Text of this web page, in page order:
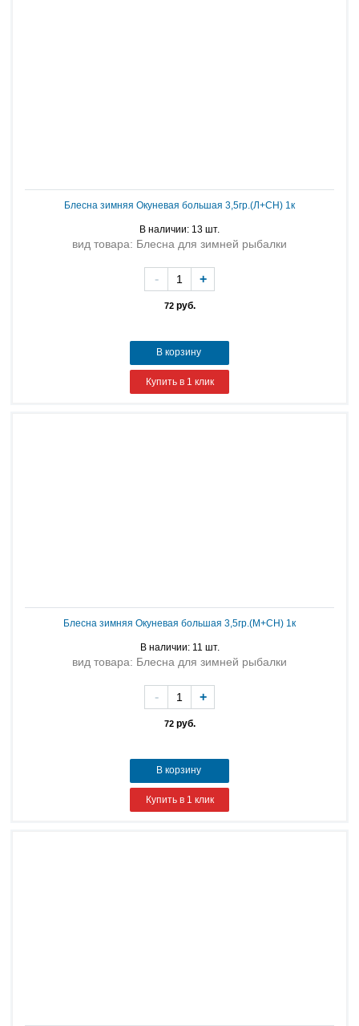
Блесна зимняя Окуневая большая 3,5гр.(Л+СН) 1к
В наличии: 13 шт.
вид товара: Блесна для зимней рыбалки
72руб.
- +
В корзину
Купить в 1 клик
Блесна зимняя Окуневая большая 3,5гр.(М+СН) 1к
В наличии: 11 шт.
вид товара: Блесна для зимней рыбалки
72руб.
- +
В корзину
Купить в 1 клик